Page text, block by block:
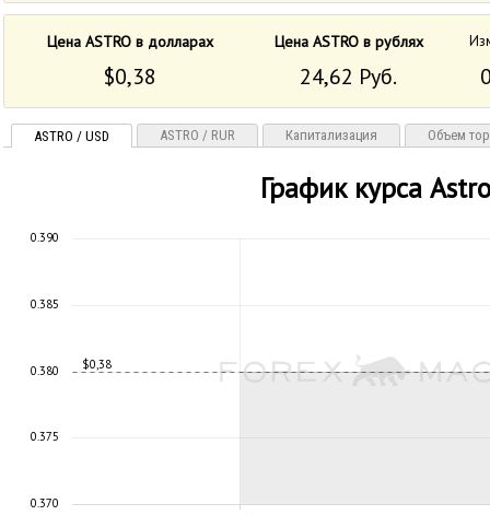
Цена ASTRO в долларах Цена ASTRO в рублях
$0,38 24,62 Руб.
ASTRO / USD ASTRO / RUR Капитализация Объем
График курса Astro
$0,38
0.370
0.375
0.380
0.385
0.390